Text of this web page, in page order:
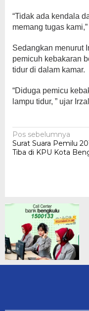
“Tidak ada kendala
memang tugas
Sedangkan menurut
pemicuh kebakaran
tidur di dalam kamar.
“Diduga pemicu
lampu tidur, ” ujar
Navigasi
pos
Pos sebelumnya
Surat Suara Pemilu
Tiba di KPU Kota